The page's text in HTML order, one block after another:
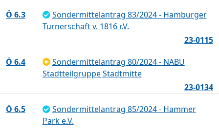
Ö 6.3
Sondermittelantrag 83/2024 - Hamburger
Turnerschaft v. 1816 r.V.
23-0115
Ö 6.4
Sondermittelantrag 80/2024 - NABU
Stadtteilgruppe Stadtmitte
23-0134
Ö 6.5
Sondermittelantrag 85/2024 - Hammer
Park e.V.